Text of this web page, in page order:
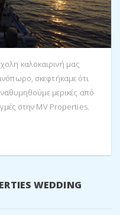
καλοκαιρινή μας
σκεφτήκαμε ότι
μερικές από
στην MV Properties.
WEDDING